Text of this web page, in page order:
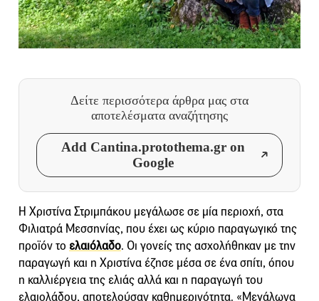
Δείτε περισσότερα άρθρα μας στα
αποτελέσματα αναζήτησης
Add Cantina.protothema.gr on
Google
Η Χριστίνα Στριμπάκου μεγάλωσε σε μία περιοχή, στα
Φιλιατρά Μεσσηνίας, που έχει ως κύριο παραγωγικό της
προϊόν το ελαιόλαδο. Οι γονείς της ασχολήθηκαν με την
παραγωγή και η Χριστίνα έζησε μέσα σε ένα σπίτι, όπου
η καλλιέργεια της ελιάς αλλά και η παραγωγή του
ελαιολάδου, αποτελούσαν καθημερινότητα. «Μεγάλωνα